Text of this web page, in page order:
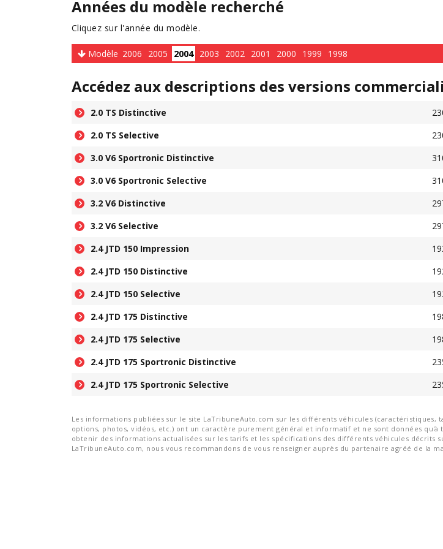
Années du modèle recherché
Cliquez sur l'année du modèle.
Modèle 2006 2005 2004 2003 2002 2001 2000 1999 1998
Accédez aux descriptions des versions
2.0 TS Distinctive
2.0 TS Selective
3.0 V6 Sportronic Distinctive
3.0 V6 Sportronic Selective
3.2 V6 Distinctive
3.2 V6 Selective
2.4 JTD 150 Impression
2.4 JTD 150 Distinctive
2.4 JTD 150 Selective
2.4 JTD 175 Distinctive
2.4 JTD 175 Selective
2.4 JTD 175 Sportronic Distinctive
2.4 JTD 175 Sportronic Selective
Les informations publiées sur le site LaTribuneAuto.com sur les différents véhicules (caractéristiques,
options, photos, vidéos, etc.) ont un caractère purement général et informatif et ne sont données
obtenir des informations actualisées sur les tarifs et les spécifications des différents véhicules décrits
LaTribuneAuto.com, nous vous recommandons de vous renseigner auprès du partenaire agréé de la